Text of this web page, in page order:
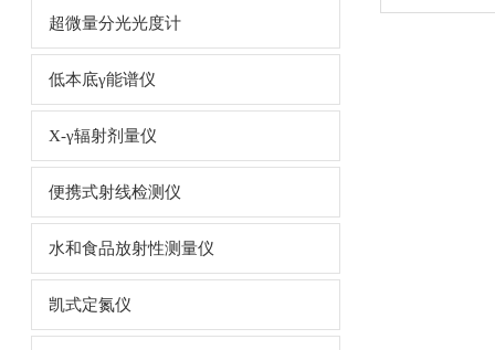
超微量分光光度计
低本底γ能谱仪
X-γ辐射剂量仪
便携式射线检测仪
水和食品放射性测量仪
凯式定氮仪